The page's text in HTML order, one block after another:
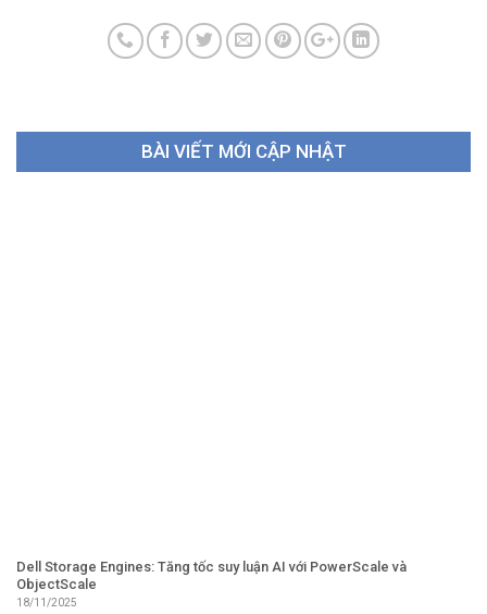
BÀI VIẾT MỚI CẬP NHẬT
Dell Storage Engines: Tăng tốc suy luận AI với PowerScale và
ObjectScale
18/11/2025